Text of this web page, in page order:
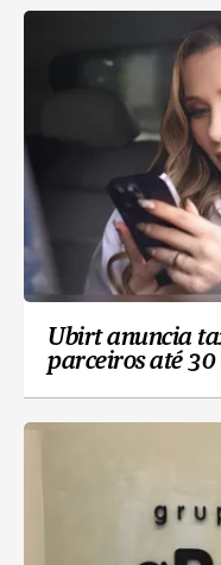
Ubirt anuncia
parceiros até 30